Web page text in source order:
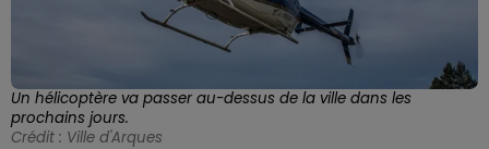
Un hélicoptère va passer au-dessus de la ville dans les
prochains jours.
Crédit : Ville d'Arques